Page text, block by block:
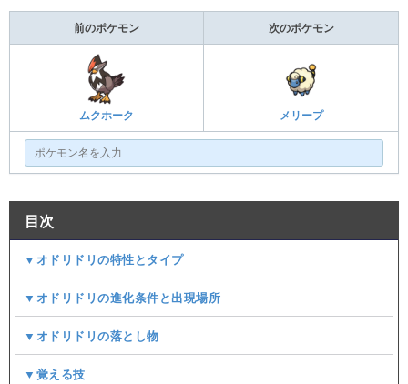
前のポケモン 次のポケモン
ムクホーク メリープ
目次
▼オドリドリの特性とタイプ
▼オドリドリの進化条件と出現場所
▼オドリドリの落とし物
▼覚える技